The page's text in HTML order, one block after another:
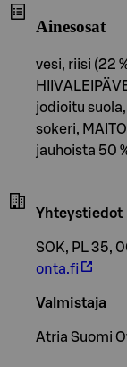
Ainesosat
vesi, riisi (22
jodioitu suola,
sokeri,
jauhoista 50
Yhteystiedot
SOK, PL 35,
onta.fi
Valmistaja
Atria Suomi